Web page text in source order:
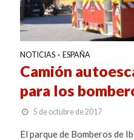
NOTICIAS • ESPAÑA
Camión
para los
5 de octubre de 2017
El parque de Bomberos de